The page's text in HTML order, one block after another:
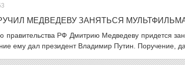
МЕДВЕДЕВУ ЗАНЯТЬСЯ
правительства РФ Дмитрию Медведеву придется
ему дал президент Владимир Путин. Поручение,